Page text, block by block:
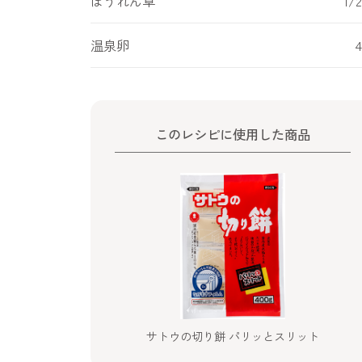
温泉卵
このレシピに使用した商品
サトウの切り餅 パリッとスリット